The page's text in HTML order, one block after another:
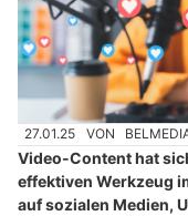
27.01.25 VON
Video-Content hat
effektiven Werkzeug
auf sozialen Medien,